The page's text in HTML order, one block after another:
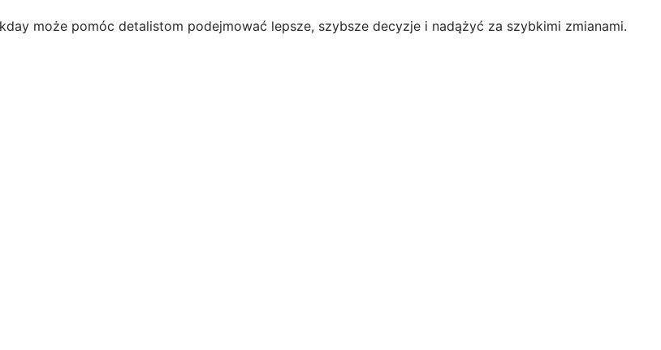
może pomóc detalistom podejmować lepsze, szybsze decyzje i nadążyć za szybkimi zmianami.